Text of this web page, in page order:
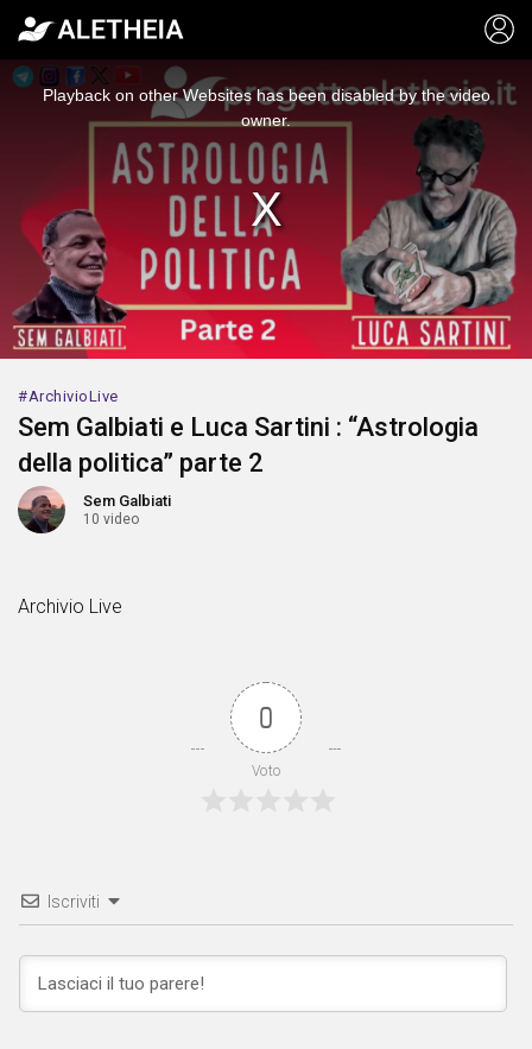
This
Playback on other Websites has been disabled by the video
owner.
ArchivioLive
Sem Galbiati e Luca Sartini : “Astrologia
della politica” parte 2
Sem Galbiati
10 video
Archivio Live
0
Voto
Iscriviti